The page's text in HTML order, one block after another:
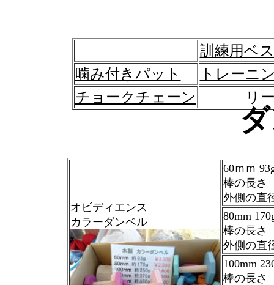
訓練用ベ
噛み付きパット
トレーニ
チョークチェーン
リ
オビディエンス
カラーダンベル
60ｍｍ
棒の長さ
外側の直
80mm
棒の長さ
外側の直
100mm
棒の長さ